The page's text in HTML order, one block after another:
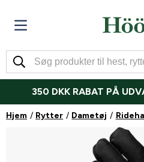
350 DKK RABAT PÅ
Hjem Rytter Dametøj